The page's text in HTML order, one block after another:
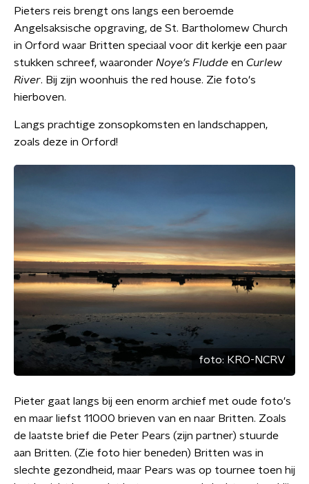
Pieters reis brengt ons langs een beroemde
Angelsaksische opgraving, de St. Bartholomew Church
in Orford waar Britten speciaal voor dit kerkje een paar
stukken schreef, waaronder Noye's Fludde en Curlew
River. Bij zijn woonhuis the red house. Zie foto's
hierboven.
Langs prachtige zonsopkomsten en landschappen,
zoals deze in Orford!
foto: KRO-NCRV
Pieter gaat langs bij een enorm archief met oude foto's
en maar liefst 11000 brieven van en naar Britten. Zoals
de laatste brief die Peter Pears (zijn partner) stuurde
aan Britten. (Zie foto hier beneden) Britten was in
slechte gezondheid, maar Pears was op tournee toen hij